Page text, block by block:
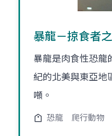
暴龍－掠食者
暴龍是肉食性恐龍
紀的北美與東亞地
噸。
恐龍 爬行動物